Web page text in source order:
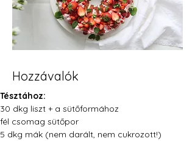
Hozzávalók
Tésztához:
30 dkg liszt + a sütőformához
fél csomag sütőpor
5 dkg mák (nem darált, nem cukrozott!)